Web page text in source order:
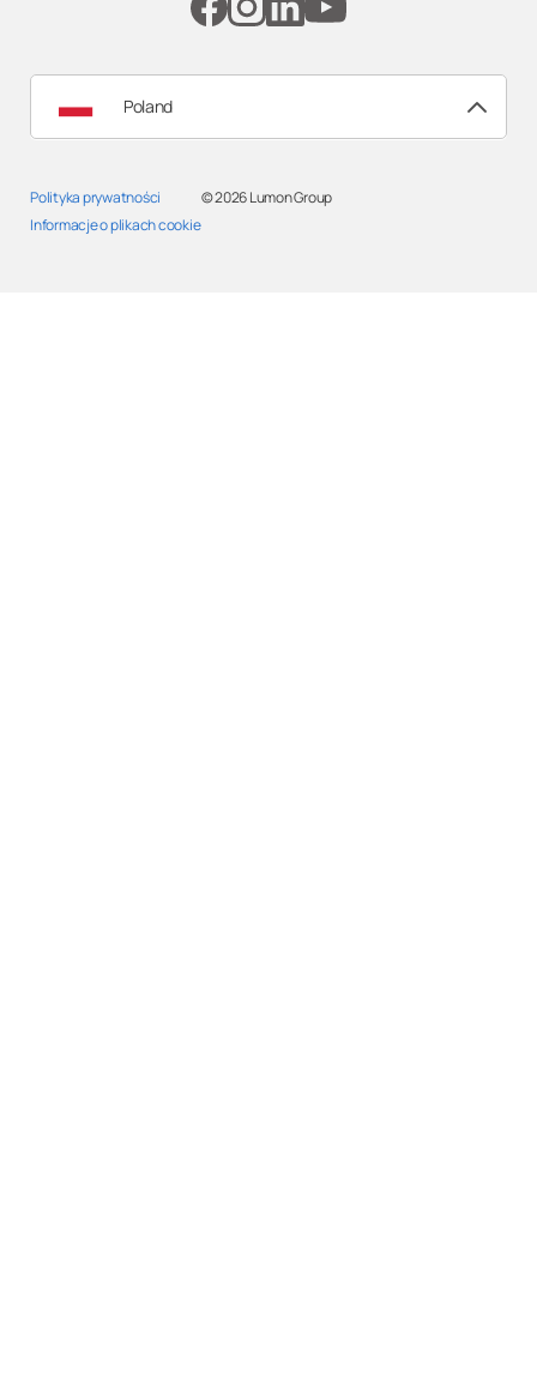
Poland
Polityka prywatności
Informacje o plikach cookie
© 2026Lumon Group